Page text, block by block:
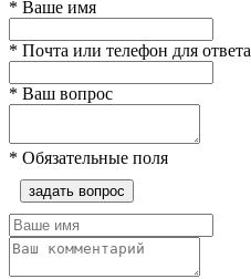
* Ваше имя
* Почта или телефон для ответа
* Ваш вопрос
* Обязательные поля
задать вопрос